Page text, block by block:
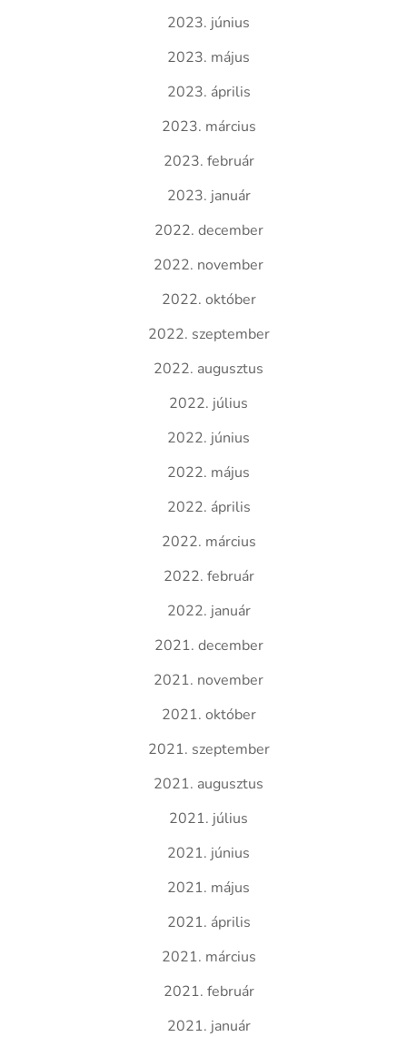
2023. június
2023. május
2023. április
2023. március
2023. február
2023. január
2022. december
2022. november
2022. október
2022. szeptember
2022. augusztus
2022. július
2022. június
2022. május
2022. április
2022. március
2022. február
2022. január
2021. december
2021. november
2021. október
2021. szeptember
2021. augusztus
2021. július
2021. június
2021. május
2021. április
2021. március
2021. február
2021. január